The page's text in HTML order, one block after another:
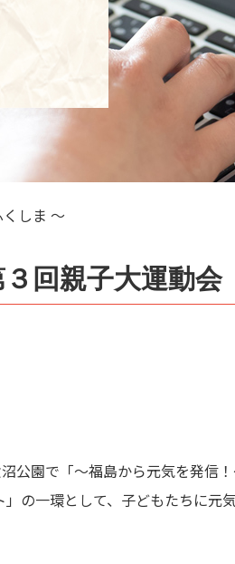
家畜市場開設日
新規就農希望者
福祉用具情報
ロゴマーク・キ
採用情報
しま ～
３回親子大運動
公園で「～福島から元気を発
の一環として、子どもたちに元